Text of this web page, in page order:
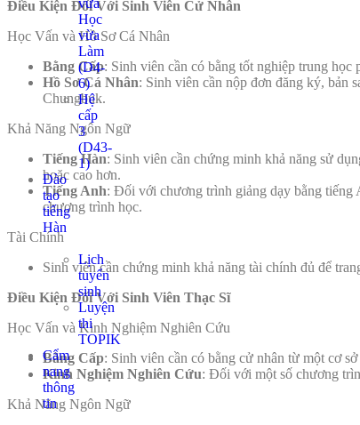
vừa
Học
vừa
Làm
(D4-
6)
Hệ
cấp
3
(D43-
1)
Đào
tạo
tiếng
Hàn
Lịch
tuyển
sinh
Luyện
thi
TOPIK
Cẩm
nang
thông
tin
Điều Kiện Đối Với Sinh Viên Cử Nhân
Học Vấn và Hồ Sơ Cá Nhân
Bằng Cấp: Sinh viên cần có bằng tốt nghiệp trung
Hồ Sơ Cá Nhân: Sinh viên cần nộp đơn đăng ký, bản
Chungbuk.
Khả Năng Ngôn Ngữ
Tiếng Hàn: Sinh viên cần chứng minh khả năng sử
hoặc cao hơn.
Tiếng Anh: Đối với chương trình giảng dạy bằng tiếng
chương trình học.
Tài Chính
Sinh viên cần chứng minh khả năng tài chính đủ để
Điều Kiện Đối Với Sinh Viên Thạc Sĩ
Học Vấn và Kinh Nghiệm Nghiên Cứu
Bằng Cấp: Sinh viên cần có bằng cử nhân từ một cơ
Kinh Nghiệm Nghiên Cứu: Đối với một số chương
Khả Năng Ngôn Ngữ